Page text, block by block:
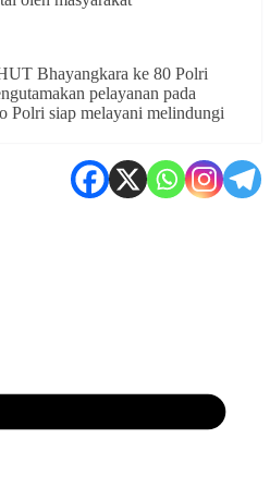
Bhayangkara ke 80 Polri
pelayanan pada
Polri siap melayani melindungi